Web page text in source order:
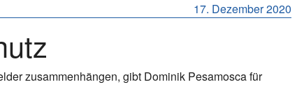
17. Dezember 2020
zusammenhängen, gibt Dominik Pesamosca für